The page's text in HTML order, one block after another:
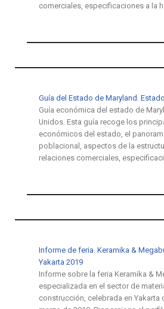
comerciales, especificaciones a la
Guía del Estado de Maryland.
Guía económica del estado de
Unidos. Esta guía recoge los
económicos del estado, el
poblacional, aspectos de la
relaciones comerciales,
Informe de feria. Keramika &
Yakarta 2019
Informe sobre la feria Keramika &
especializada en el sector de
construcción, celebrada en Yakarta